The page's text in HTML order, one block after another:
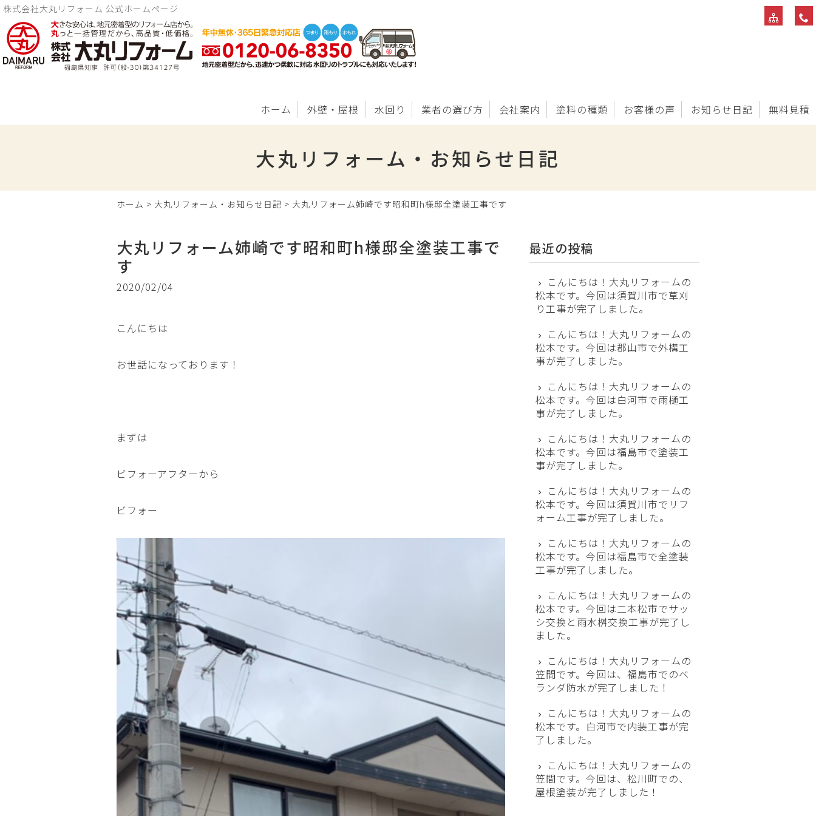
株式会社大丸リフォーム 公式ホームページ
ホーム 外壁・屋根 水回り 業者の選び方 会社案内 塗料の種類 お客様の声 お知らせ日記 無料見積
大丸リフォーム・お知らせ日記
ホーム > 大丸リフォーム・お知らせ日記 > 大丸リフォーム姉崎です昭和町h様邸全塗装工事です
大丸リフォーム姉崎です昭和町h様邸全塗装工事で
す
2020/02/04
こんにちは
お世話になっております！
まずは
ビフォーアフターから
ビフォー
最近の投稿
こんにちは！大丸リフォームの
松本です。今回は須賀川市で草刈
り工事が完了しました。
こんにちは！大丸リフォームの
松本です。今回は郡山市で外構工
事が完了しました。
こんにちは！大丸リフォームの
松本です。今回は白河市で雨樋工
事が完了しました。
こんにちは！大丸リフォームの
松本です。今回は福島市で塗装工
事が完了しました。
こんにちは！大丸リフォームの
松本です。今回は須賀川市でリフ
ォーム工事が完了しました。
こんにちは！大丸リフォームの
松本です。今回は福島市で全塗装
工事が完了しました。
こんにちは！大丸リフォームの
松本です。今回は二本松市でサッ
シ交換と雨水桝交換工事が完了し
ました。
こんにちは！大丸リフォームの
笠間です。今回は、福島市でのベ
ランダ防水が完了しました！
こんにちは！大丸リフォームの
松本です。白河市で内装工事が完
了しました。
こんにちは！大丸リフォームの
笠間です。今回は、松川町での、
屋根塗装が完了しました！